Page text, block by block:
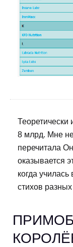
Теоретически
8 млрд. Мне
перечитала
оказывается
когда
стихов